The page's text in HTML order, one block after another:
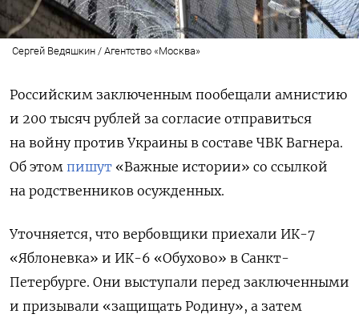
Сергей Ведяшкин / Агентство «Москва»
Российским заключенным пообещали амнистию
и 200 тысяч рублей за согласие отправиться
на войну против Украины в составе ЧВК Вагнера.
Об этом пишут «Важные истории» со ссылкой
на родственников осужденных.
Уточняется, что вербовщики приехали ИК-7
«Яблоневка» и ИК-6 «Обухово» в Санкт-
Петербурге. Они выступали перед заключенными
и призывали «защищать Родину», а затем